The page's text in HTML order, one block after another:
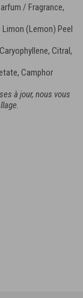
/ Fragrance,
(Lemon) Peel
Citral,
Camphor
à jour, nous vous